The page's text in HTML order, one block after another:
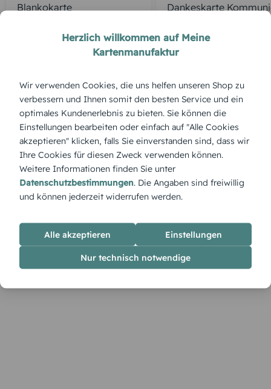
Blankokarte
Dankeskarte
Produktbeschreibung
„Danke Gottes Wege“ lädt dazu ein, den Weg des Glaubens
zu feiern und Dank zu sagen. Ihre sanfte Gestaltung lässt sich
im Designer leicht mit Fotos und persönlichen Worten
ergänzen.
Herzlich willkommen auf Meine
Kartenmanufaktur
Wir verwenden Cookies, die uns helfen unseren Shop zu
verbessern und Ihnen somit den besten Service und ein
optimales Kundenerlebnis zu bieten. Sie können die
Einstellungen bearbeiten oder einfach auf "Alle Cookies
akzeptieren" klicken, falls Sie einverstanden sind, dass wir
Ihre Cookies für diesen Zweck verwenden können.
Weitere Informationen finden Sie unter
Datenschutzbestimmungen. Die Angaben sind freiwillig
und können jederzeit widerrufen werden.
Alle akzeptieren Einstellungen
Nur technisch notwendige